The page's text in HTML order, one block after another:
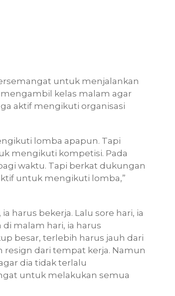
untuk menjalankan
kelas malam agar
aktif mengikuti organisasi
lomba apapun. Tapi
mengikuti kompetisi. Pada
waktu. Tapi berkat dukungan
untuk mengikuti lomba,”
harus bekerja. Lalu sore hari, ia
malam hari, ia harus
besar, terlebih harus jauh dari
resign dari tempat kerja. Namun
dia tidak terlalu
untuk melakukan semua